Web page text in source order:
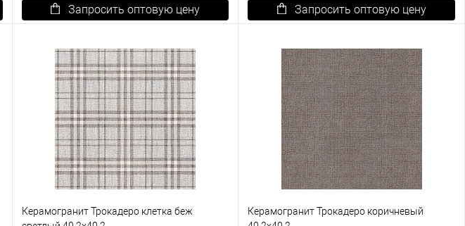
Запросить оптовую цену
В избранное
Под заказ
Запросить оптовую цену
В избранное
Под заказ
Керамогранит Трокадеро клетка беж
Керамогранит Трокадеро коричневый